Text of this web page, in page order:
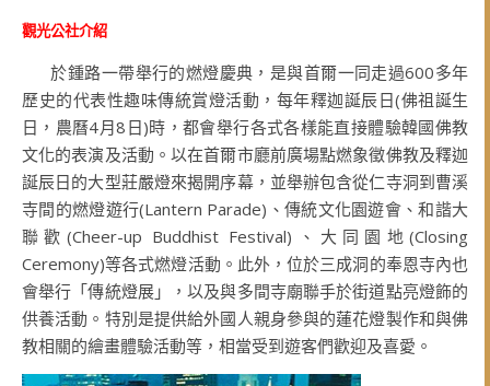
觀光公社介紹
於鍾路一帶舉行的燃燈慶典，是與首爾一同走過600多年
歷史的代表性趣味傳統賞燈活動，每年釋迦誕辰日(佛祖誕生
日，農曆4月8日)時，都會舉行各式各樣能直接體驗韓國佛教
文化的表演及活動。以在首爾市廳前廣場點燃象徵佛教及釋迦
誕辰日的大型莊嚴燈來揭開序幕，並舉辦包含從仁寺洞到曹溪
寺間的燃燈遊行(Lantern Parade)、傳統文化園遊會、和諧大
聯歡(Cheer-up Buddhist Festival)、大同園地(Closing
Ceremony)等各式燃燈活動。此外，位於三成洞的奉恩寺內也
會舉行「傳統燈展」，以及與多間寺廟聯手於街道點亮燈飾的
供養活動。特別是提供給外國人親身參與的蓮花燈製作和與佛
教相關的繪畫體驗活動等，相當受到遊客們歡迎及喜愛。